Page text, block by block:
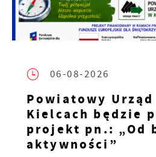
06-08-2026
Powiatowy Urząd
Kielcach będzie
projekt pn.: „Od
aktywności”